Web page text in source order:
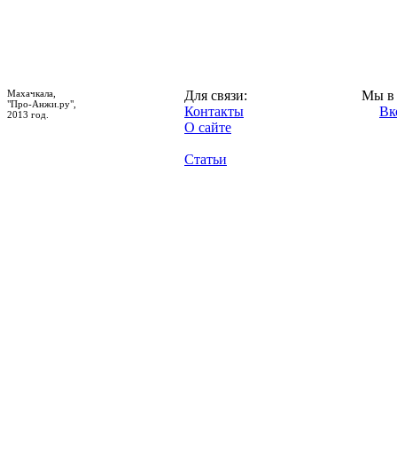
Махачкала,
"Про-Анжи.ру",
2013 год.
Для связи:
Контакты
О сайте
Статьи
Мы в